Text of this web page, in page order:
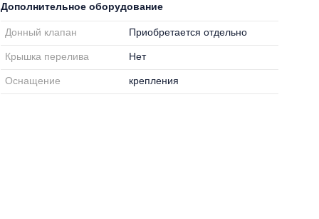
Дополнительное оборудование
Донный клапан Приобретается отдельно
Крышка перелива Нет
Оснащение крепления